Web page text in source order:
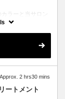
ラーと当サロン
トメントのセッ
2 hrs30 mins
ートメント